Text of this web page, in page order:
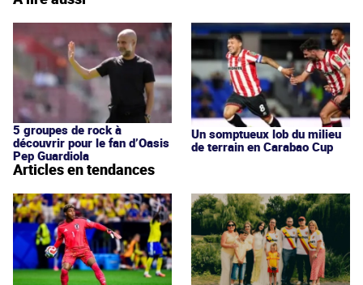
5 groupes de rock à
découvrir pour le fan d’Oasis
Pep Guardiola
Un somptueux lob du milieu
de terrain en Carabao Cup
Articles en tendances